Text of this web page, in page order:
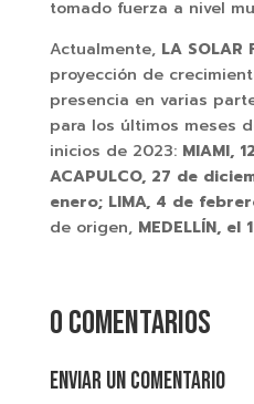
tomado fuerza a nivel
Actualmente, LA SOLAR
proyección de
presencia en varias
para los últimos meses
inicios de 2023: MIAMI,
ACAPULCO, 27 de
enero; LIMA, 4 de
de origen, MEDELLÍN, el
0 comentarios
Enviar un comentario